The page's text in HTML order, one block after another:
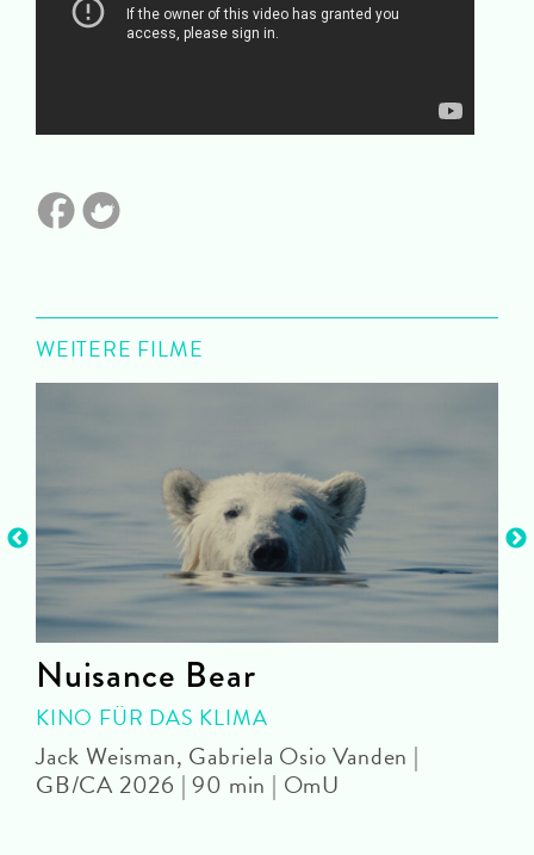
WEITERE FILME
Nuisance Bear
KINO FÜR DAS KLIMA
Jack Weisman, Gabriela Osio Vanden |
GB/CA 2026 | 90 min | OmU